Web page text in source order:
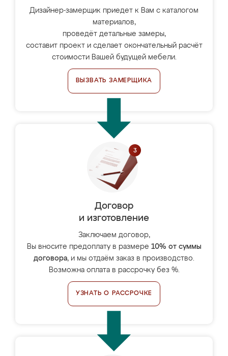
Дизайнер-замерщик приедет к Вам с каталогом
материалов,
проведёт детальные замеры,
составит проект и сделает окончательный расчёт
стоимости Вашей будущей мебели.
ВЫЗВАТЬ ЗАМЕРЩИКА
Договор
и изготовление
Заключаем договор,
Вы вносите предоплату в размере 10% от суммы
договора, и мы отдаём заказ в производство.
Возможна оплата в рассрочку без %.
УЗНАТЬ О РАССРОЧКЕ